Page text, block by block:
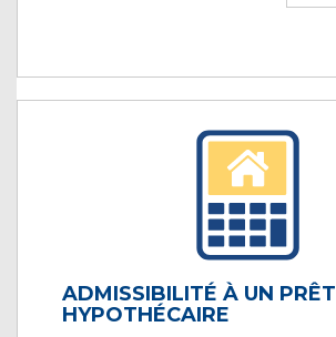
ADMISSIBILITÉ À UN PRÊT
HYPOTHÉCAIRE